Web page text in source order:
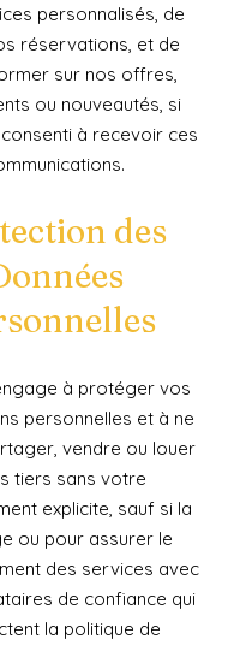
personnalisés, de
réservations, et de
sur nos offres,
ou nouveautés, si
à recevoir ces
des
à protéger vos
personnelles et à ne
vendre ou louer
tiers sans votre
explicite, sauf si la
ou pour assurer le
des services avec
de confiance qui
la politique de